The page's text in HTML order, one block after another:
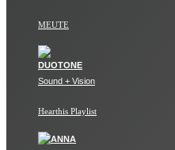
MEUTE
Sound + Vision
Hearthis Playlist